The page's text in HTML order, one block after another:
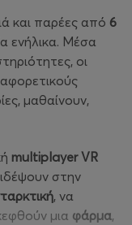
και παρέες από 6
ενήλικα. Μέσα
οι
μαθαίνουν,
multiplayer VR
στην
, να
μια φάρμα,